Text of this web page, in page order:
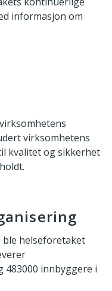
informasjon om
virksomhetens
kvalitet og sikkerhet
ble helseforetaket
483000 innbyggere i